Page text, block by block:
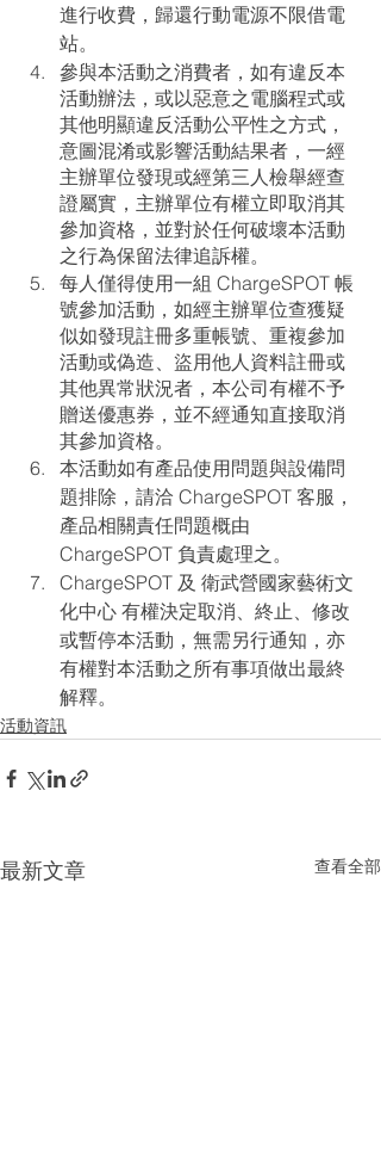
進行收費，歸還行動電源不限借電
站。
參與本活動之消費者，如有違反本
活動辦法，或以惡意之電腦程式或
其他明顯違反活動公平性之方式，
意圖混淆或影響活動結果者，一經
主辦單位發現或經第三人檢舉經查
證屬實，主辦單位有權立即取消其
參加資格，並對於任何破壞本活動
之行為保留法律追訴權。
每人僅得使用一組 ChargeSPOT 帳
號參加活動，如經主辦單位查獲疑
似如發現註冊多重帳號、重複參加
活動或偽造、盜用他人資料註冊或
其他異常狀況者，本公司有權不予
贈送優惠券，並不經通知直接取消
其參加資格。
本活動如有產品使用問題與設備問
題排除，請洽 ChargeSPOT 客服，
產品相關責任問題概由
ChargeSPOT 負責處理之。
ChargeSPOT 及 衛武營國家藝術文
化中心 有權決定取消、終止、修改
或暫停本活動，無需另行通知，亦
有權對本活動之所有事項做出最終
解釋。
活動資訊
最新文章 查看全部